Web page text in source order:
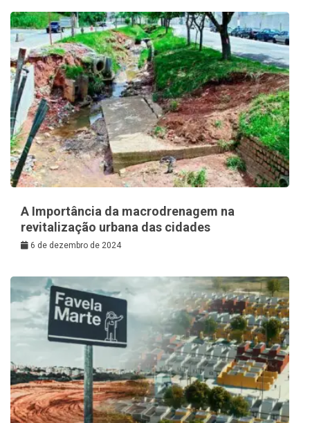
A Importância da macrodrenagem na
revitalização urbana das cidades
6 de dezembro de 2024